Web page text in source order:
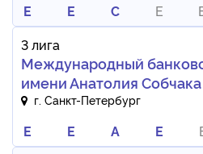
E E C E
3 лига
Международный
имени Анатолия Собчака
г. Санкт-Петербург
E E A E